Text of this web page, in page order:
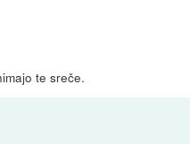
te sreče.